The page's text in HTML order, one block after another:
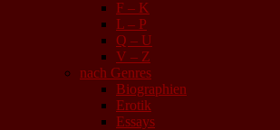
F – K
L – P
Q – U
V – Z
nach Genres
Biographien
Erotik
Essays